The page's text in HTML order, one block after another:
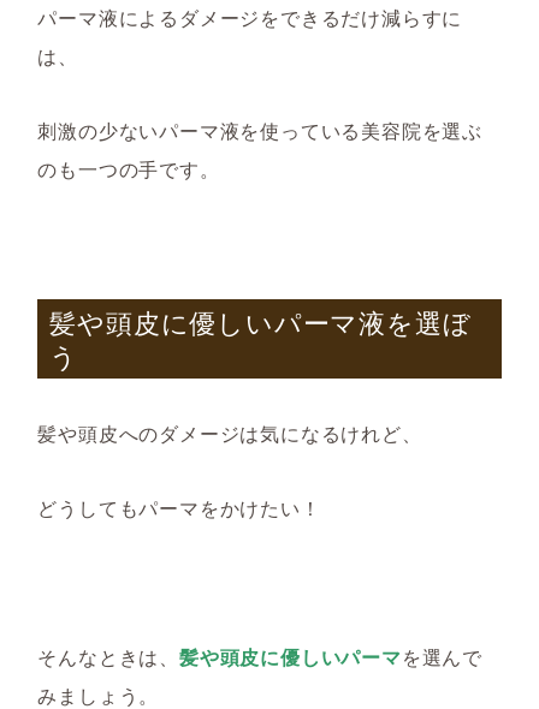
パーマ液によるダメージをできるだけ減らすに
は、
刺激の少ないパーマ液を使っている美容院を選ぶ
のも一つの手です。
髪や頭皮に優しいパーマ液を選ぼ
う
髪や頭皮へのダメージは気になるけれど、
どうしてもパーマをかけたい！
そんなときは、 髪や頭皮に優しいパーマを選んで
みましょう。